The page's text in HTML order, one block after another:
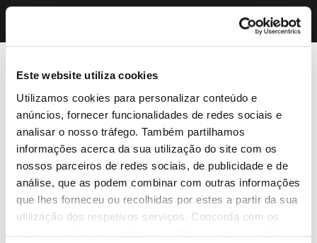
Este website utiliza cookies
Utilizamos cookies para personalizar conteúdo e
anúncios, fornecer funcionalidades de redes sociais e
analisar o nosso tráfego. Também partilhamos
informações acerca da sua utilização do site com os
nossos parceiros de redes sociais, de publicidade e de
análise, que as podem combinar com outras informações
que lhes forneceu ou recolhidas por estes a partir da sua
utilização dos respetivos serviços. Concorda com os